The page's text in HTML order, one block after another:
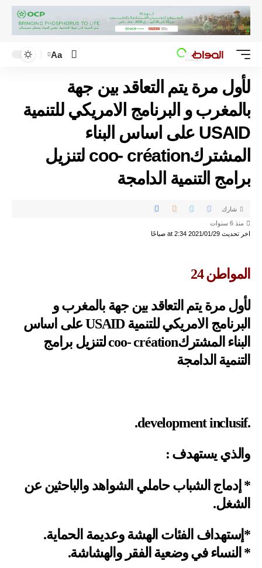
Aa
لأول مرة يتم التعاقد بين جهة
بالمغرب و البرنامج الامريكي للتنمية
USAID على اساس البناء
المشتركcoo- création لتنزيل
برامج التنمية الدامجة
اخر تحديث 2021/01/29 at 2:34 صباحًا
منذ 6 سنوات
شارك
المواطن 24
لأول مرة يتم التعاقد بين جهة بالمغرب و
البرنامج الامريكي للتنمية USAID على اساس
البناء المشتركcoo- création لتنزيل برامج
التنمية الدامجة
.development inclusif.
والذي يستهدف :
* إدماج الشباب حاملي الشواهد والباحثين عن
الشغل.
*إستهداف الفئات الهشة وعديمة الحماية.
* النساء في وضعية الفقر والهشاشة.